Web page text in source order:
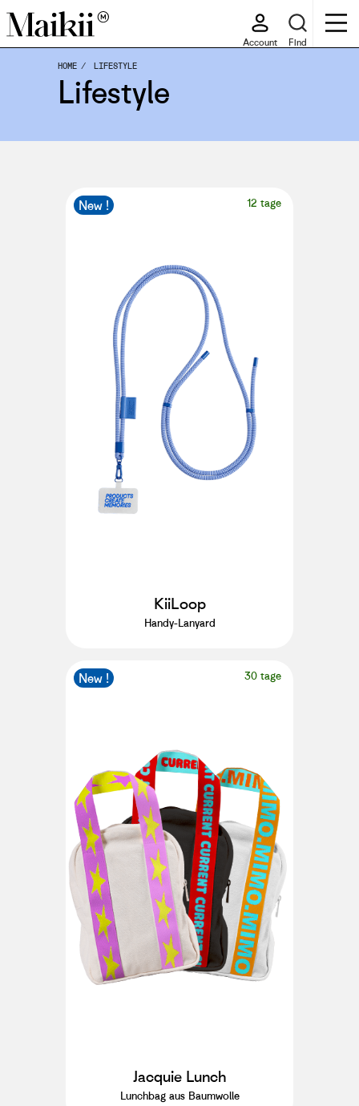
Account Find
HOME LIFESTYLE
Lifestyle
12 tage
New !
KiiLoop
Handy-Lanyard
30 tage
New !
Jacquie Lunch
Lunchbag aus Baumwolle